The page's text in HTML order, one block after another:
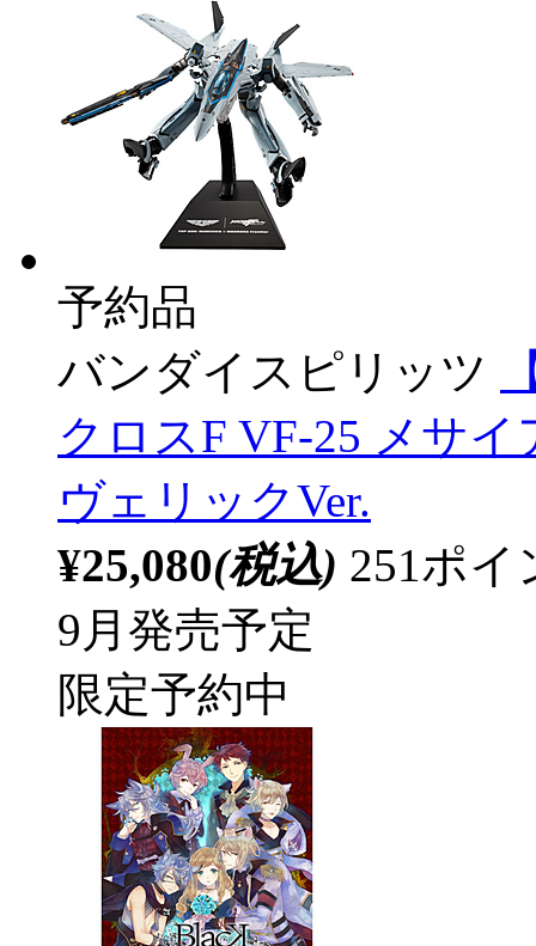
予約品
バンダイスピリッツ
クロスF VF-25 メサ
ヴェリックVer.
¥25,080(税込) 251ポ
9月発売予定
限定予約中